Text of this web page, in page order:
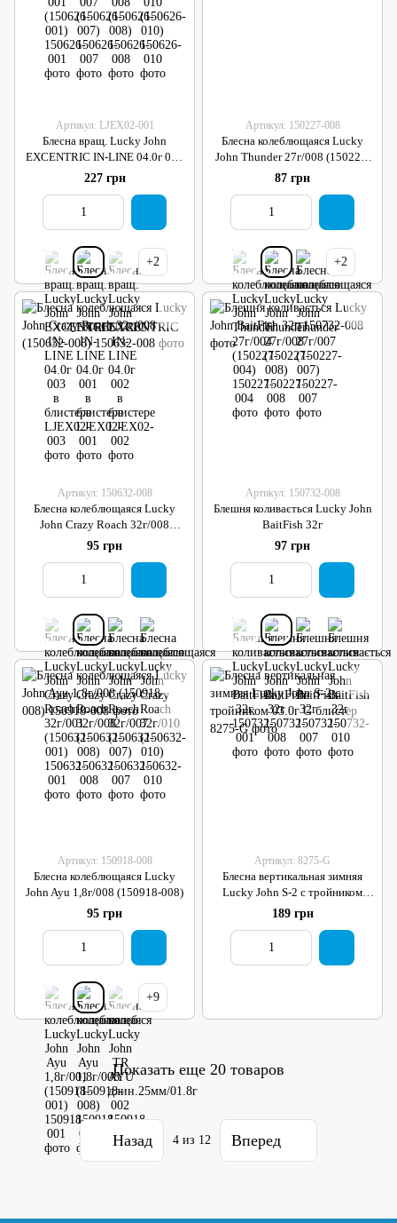
Артикул: LJEX02-001
Блесна вращ. Lucky John
EXCENTRIC IN-LINE 04.0г 001
в блистере
227 грн
+2
Артикул: 150227-008
Блесна колеблющаяся Lucky
John Thunder 27г/008 (150227-
008)
87 грн
+2
Артикул: 150632-008
Блесна колеблющаяся Lucky
John Crazy Roach 32г/008
(150632-008)
95 грн
Артикул: 150732-008
Блешня коливається Lucky John
BaitFish 32г
97 грн
Артикул: 150918-008
Блесна колеблющаяся Lucky
John Ayu 1,8г/008 (150918-008)
95 грн
+9
Артикул: 8275-G
Блесна вертикальная зимняя
Lucky John S-2 с тройником
03.0г G блистер
189 грн
Показать еще 20 товаров
Назад 4 из 12 Вперед